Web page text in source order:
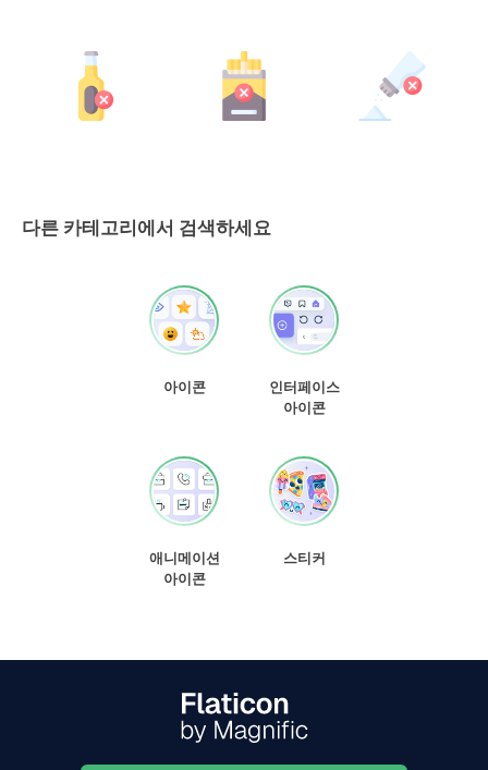
다른 카테고리에서 검색하세요
아이콘
인터페이스
아이콘
애니메이션
아이콘
스티커